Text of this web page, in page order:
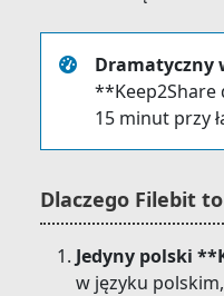
Dramatyczny
**Keep2Share
15 minut przy
Dlaczego Filebit
Jedyny polski
w języku